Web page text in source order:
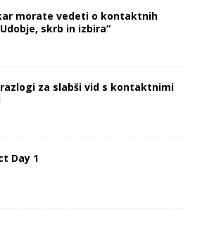
morate vedeti o kontaktnih
skrb in izbira”
za slabši vid s kontaktnimi
Day 1